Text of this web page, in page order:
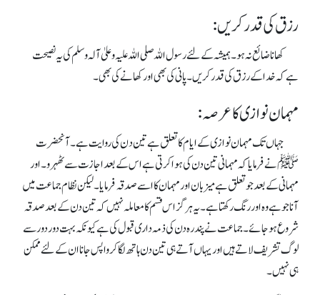
رزق کی قدر کریں:
کھانا ضائع نہ ہو۔ہمیشہ کے لئے رسول اللہ صلی اللہ علیہ وعلیٰ آلہ وسلم کی یہ نصیحت
ہے کہ خدا کے رزق کی قدرکریں ۔ پانی کی بھی اور کھانے کی بھی۔
مہمان نوازی کا عرصہ:
جہاں تک مہمان نوازی کے ایام کا تعلق ہے تین د ن کی روایت ہے۔ آنحضرت
ﷺ نے فرمایا کہ مہمانی تین دن کی ہوا کرتی ہے اس کے بعد اجازت سے ٹھہرو۔ اور
مہمانی کے بعد جو تعلق ہے میزبان اور مہمان کا اسے صدقہ فرمایا ۔ لیکن نظام جماعت میں
آنا جو ہے وہ اور رنگ رکھتا ہے۔ یہ ہر گز اس قسم کا معاملہ نہیں کہ تین دن کے بعد صدقہ
شروع ہو جائے۔ جماعت نے پندرہ دن کی ذمہ داری قبول کی ہے کیونکہ بہت دور دور سے
لوگ تشریف لاتے ہیں اور یہاں آتے ہی تین دن ہاتھ لگا کر واپس جانا ان کے لئے ممکن
ہی نہیں۔